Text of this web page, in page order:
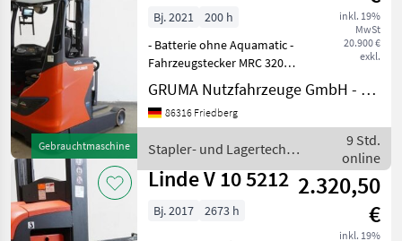
Gebrauchtmaschine
inkl. 19%
MwSt
20.900 €
exkl.
Bj. 2021
200 h
- Batterie ohne Aquamatic -
Fahrzeugstecker MRC 320A -
seitlicher Batteriewechsel
ohne Rollen -
Spannungswandler -
Einfachzusatzhydraulik -
Mast: Einfachzu
GRUMA Nutzfahrzeuge GmbH - Staplertechnik
86316 Friedberg
Stapler- und Lagertechnik
/ Linde
9 Std.
online
Linde V 10 5212 2.320,50
€
inkl. 19%
Bj. 2017 2673 h